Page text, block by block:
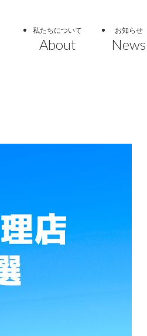
私たちについて
About
お知らせ
News